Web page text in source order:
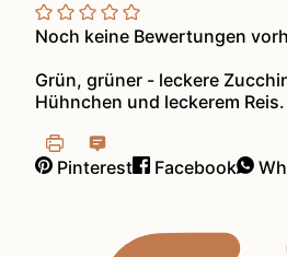
Noch keine Bewertungen
Grün, grüner - leckere
Hühnchen und leckerem Reis.
Pinterest Facebook